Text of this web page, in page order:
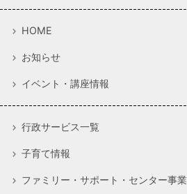
HOME
お知らせ
イベント・講座情報
行政サービス一覧
子育て情報
ファミリー・サポート・センター事業